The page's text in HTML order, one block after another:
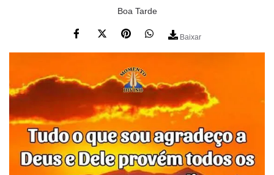
Boa Tarde
Baixar